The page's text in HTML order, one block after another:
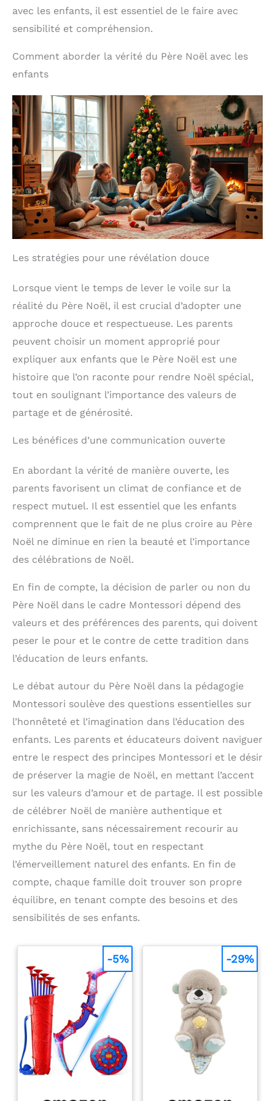
avec les enfants, il est essentiel de le faire avec
sensibilité et compréhension.
Comment aborder la vérité du Père Noël avec les
enfants
Les stratégies pour une révélation douce
Lorsque vient le temps de lever le voile sur la
réalité du Père Noël, il est crucial d’adopter une
approche douce et respectueuse. Les parents
peuvent choisir un moment approprié pour
expliquer aux enfants que le Père Noël est une
histoire que l’on raconte pour rendre Noël spécial,
tout en soulignant l’importance des valeurs de
partage et de générosité.
Les bénéfices d’une communication ouverte
En abordant la vérité de manière ouverte, les
parents favorisent un climat de confiance et de
respect mutuel. Il est essentiel que les enfants
comprennent que le fait de ne plus croire au Père
Noël ne diminue en rien la beauté et l’importance
des célébrations de Noël.
En fin de compte, la décision de parler ou non du
Père Noël dans le cadre Montessori dépend des
valeurs et des préférences des parents, qui doivent
peser le pour et le contre de cette tradition dans
l’éducation de leurs enfants.
Le débat autour du Père Noël dans la pédagogie
Montessori soulève des questions essentielles sur
l’honnêteté et l’imagination dans l’éducation des
enfants. Les parents et éducateurs doivent naviguer
entre le respect des principes Montessori et le désir
de préserver la magie de Noël, en mettant l’accent
sur les valeurs d’amour et de partage. Il est possible
de célébrer Noël de manière authentique et
enrichissante, sans nécessairement recourir au
mythe du Père Noël, tout en respectant
l’émerveillement naturel des enfants. En fin de
compte, chaque famille doit trouver son propre
équilibre, en tenant compte des besoins et des
sensibilités de ses enfants.
-5% -29%